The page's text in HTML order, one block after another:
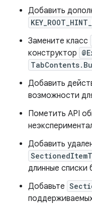
Добавить
Замените класс
конструктор
Добавить
возможности
Пометить API
Добавить
длинные списки
Добавьте